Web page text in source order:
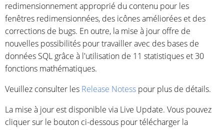
redimensionnement approprié du contenu pour les
fenêtres redimensionnées, des icônes améliorées et des
corrections de bugs. En outre, la mise à jour offre de
nouvelles possibilités pour travailler avec des bases de
données SQL grâce à l'utilisation de 11 statistiques et 30
fonctions mathématiques.
Veuillez consulter les Release Notess pour plus de détails.
La mise à jour est disponible via Live Update. Vous pouvez
cliquer sur le bouton ci-dessous pour télécharger la